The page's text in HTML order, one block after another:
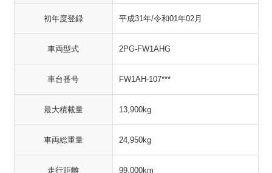
初年度登録 平成31年/令和01年02月
車両型式 2PG-FW1AHG
車台番号 FW1AH-107***
最大積載量 13,900kg
車両総重量 24,950kg
走行距離 99,000km